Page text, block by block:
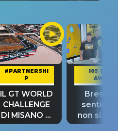
#PARTNERSHI
P
IL GT WORLD
CHALLENGE
DI MISANO si
riconferma
105 TAKE
AWAY
Bresh:
non si
fino alla